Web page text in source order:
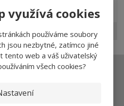
využívá cookies
používáme soubory
jsou nezbytné, zatímco jiné
tento web a váš uživatelský
všech cookies?